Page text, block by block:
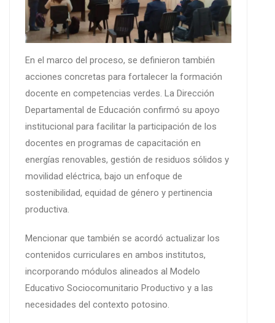
En el marco del proceso, se definieron también
acciones concretas para fortalecer la formación
docente en competencias verdes. La Dirección
Departamental de Educación confirmó su apoyo
institucional para facilitar la participación de los
docentes en programas de capacitación en
energías renovables, gestión de residuos sólidos y
movilidad eléctrica, bajo un enfoque de
sostenibilidad, equidad de género y pertinencia
productiva.
Mencionar que también se acordó actualizar los
contenidos curriculares en ambos institutos,
incorporando módulos alineados al Modelo
Educativo Sociocomunitario Productivo y a las
necesidades del contexto potosino.